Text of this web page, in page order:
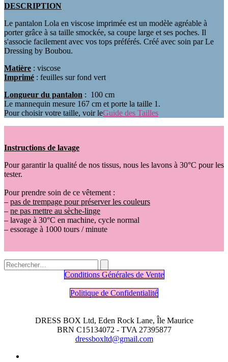
DESCRIPTION
Le pantalon Lola en viscose imprimée est un modèle agréable à
porter grâce à sa taille smockée, sa coupe large et ses poches. Il
s'associe facilement avec vos tops préférés. Créé avec soin par Le
Dressing by Boubou.
Matière : viscose
Imprimé : feuilles sur fond vert
Longueur du pantalon : 100 cm
Le mannequin mesure 167 cm et porte la taille 1.
Pour choisir votre taille, voir leGuide des Tailles
Instructions de lavage
Pour garantir la qualité de nos tissus, nous les lavons à 30°C pour les
tester.
Pour prendre soin de ce vêtement :
– pas de trempage pour préserver les couleurs
– ne pas mettre au sèche-linge
– lavage à 30°C en machine, cycle normal
– essorage à 1000 tours / minute
Conditions Générales de Vente
Politique de Confidentialité
DRESS BOX Ltd, Eden Rock Lane, Île Maurice
BRN C15134072 - TVA 27395877
dressboxltd@gmail.com